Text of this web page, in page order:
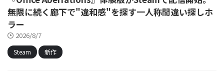
無限に続く廊下で"違和感"を探す一人称間違い探しホ
ラー
2026/8/7
Steam 新作